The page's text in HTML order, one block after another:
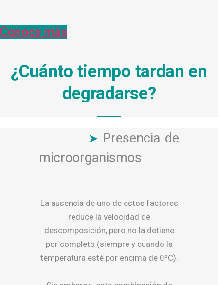
Conoce más
¿Cuánto tiempo tardan en
degradarse?
Presencia de
microorganismos
La ausencia de uno de estos factores
reduce la velocidad de
descomposición, pero no la detiene
por completo (siempre y cuando la
temperatura esté por encima de 0ºC).